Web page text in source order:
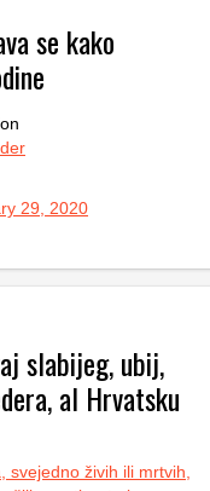
se kako
29, 2020
slabijeg, ubij,
al Hrvatsku
živih ili mrtvih,